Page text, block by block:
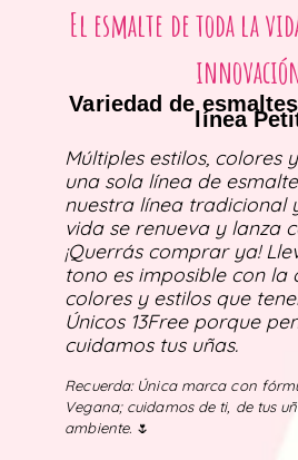
El esmalte de toda la
Variedad de
línea
Múltiples estilos, colores
una sola línea de
nuestra línea tradicional
vida se renueva y lanza
¡Querrás comprar ya!
tono es imposible con la
colores y estilos que
Únicos 13Free porque
cuidamos tus uñas.
Recuerda: Única marca con
Vegana; cuidamos de ti, de tus
ambiente. 🌷